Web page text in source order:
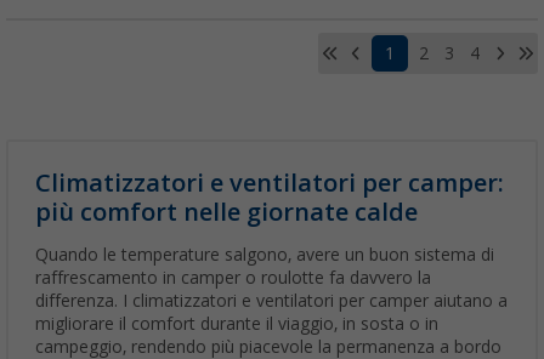
1 2 3 4
Climatizzatori e ventilatori per camper:
più comfort nelle giornate calde
Quando le temperature salgono, avere un buon sistema di
raffrescamento in camper o roulotte fa davvero la
differenza. I climatizzatori e ventilatori per camper aiutano a
migliorare il comfort durante il viaggio, in sosta o in
campeggio, rendendo più piacevole la permanenza a bordo